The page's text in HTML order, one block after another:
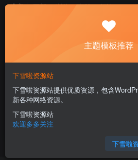
排序 更新 浏览 点赞 评论
首涂第二十四套破解版，首涂
第24套去授权带后台版
苹果cms
6月15日 16:13
主题模板推荐
下雪啦资源站
下雪啦资源站提供优质资源，包含
新各种网络资源。
下雪啦资源站
欢迎多多关注
下雪啦